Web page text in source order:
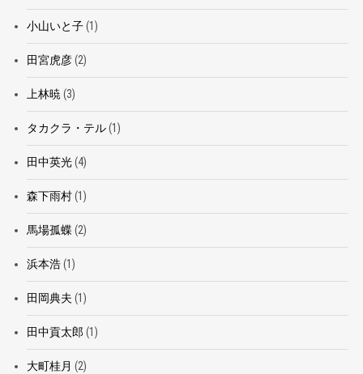
小山いと子(1)
田宮虎彦(2)
上林暁(3)
タカクラ・テル(1)
田中英光(4)
森下雨村(1)
馬場孤蝶 (2)
浜本浩(1)
田岡典夫 (1)
田中貢太郎 (1)
大町桂月 (2)